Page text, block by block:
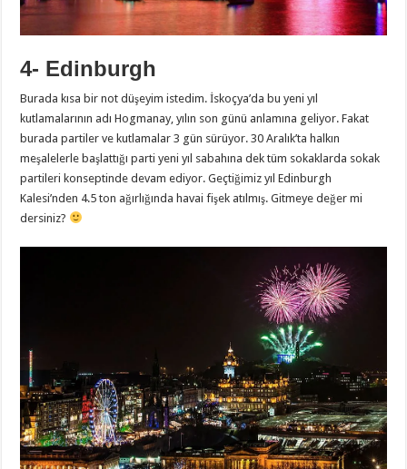
4- Edinburgh
Burada kısa bir not düşeyim istedim. İskoçya’da bu yeni yıl
kutlamalarının adı Hogmanay, yılın son günü anlamına geliyor. Fakat
burada partiler ve kutlamalar 3 gün sürüyor. 30 Aralık’ta halkın
meşalelerle başlattığı parti yeni yıl sabahına dek tüm sokaklarda sokak
partileri konseptinde devam ediyor. Geçtiğimiz yıl Edinburgh
Kalesi’nden 4.5 ton ağırlığında havai fişek atılmış. Gitmeye değer mi
dersiniz?